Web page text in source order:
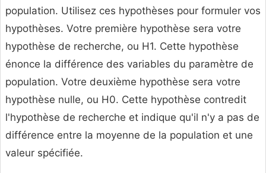
population. Utilisez ces hypothèses pour formuler vos
hypothèses. Votre première hypothèse sera votre
hypothèse de recherche, ou H1. Cette hypothèse
énonce la différence des variables du paramètre de
population. Votre deuxième hypothèse sera votre
hypothèse nulle, ou H0. Cette hypothèse contredit
l'hypothèse de recherche et indique qu'il n'y a pas de
différence entre la moyenne de la population et une
valeur spécifiée.